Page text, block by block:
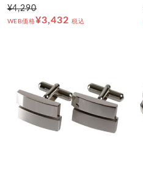
¥4,290
WEB価格¥3,432 税込